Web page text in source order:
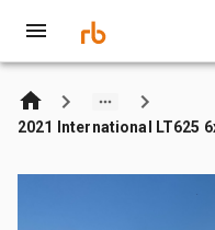
2021 International LT625